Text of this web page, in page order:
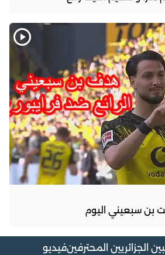
سبعيني اليوم
الجزائريين المحترفينفيديو